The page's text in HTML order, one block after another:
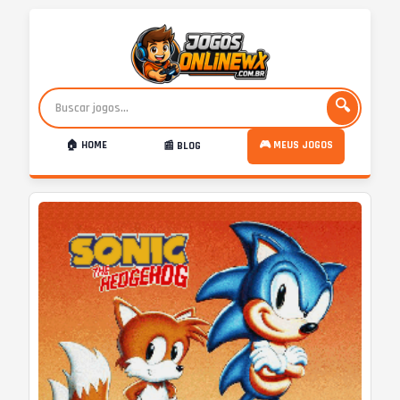
🔍
🏠 HOME 📰 BLOG 🎮 MEUS JOGOS